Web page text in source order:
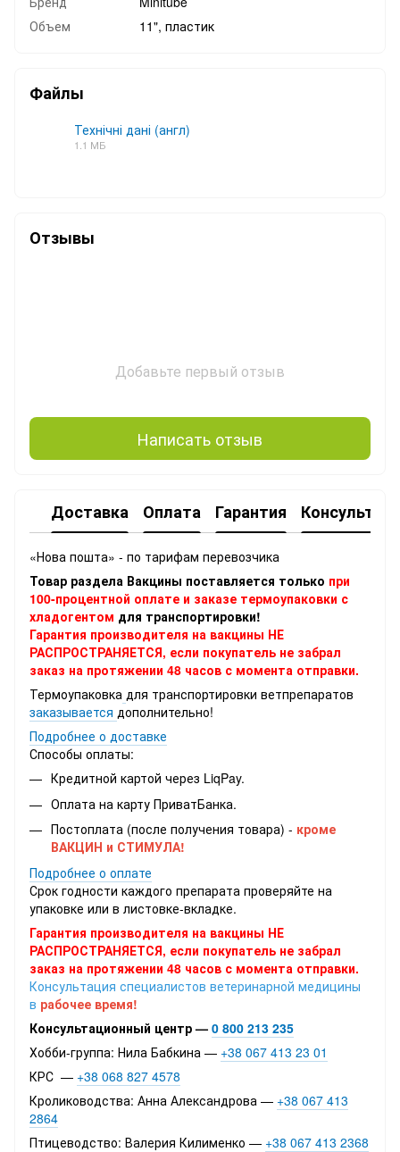
Объем
11", пластик
Файлы
Технічні дані (англ)
1.1 МБ
Отзывы
Добавьте первый отзыв
Написать отзыв
Доставка Оплата Гарантия
«Нова пошта» - по тарифам перевозчика
Товар раздела Вакцины поставляется только при
100-процентной оплате и заказе термоупаковки с
хладогентом для транспортировки!
Гарантия производителя на вакцины НЕ
РАСПРОСТРАНЯЕТСЯ, если покупатель не забрал
заказ на протяжении 48 часов с момента отправки.
Термоупаковка для транспортировки ветпрепаратов
заказывается дополнительно!
Подробнее о доставке
Способы оплаты:
Кредитной картой через LiqPay.
Оплата на карту ПриватБанка.
Постоплата (после получения товара) - кроме
ВАКЦИН и СТИМУЛА!
Подробнее о оплате
Срок годности каждого препарата проверяйте на
упаковке или в листовке-вкладке.
Гарантия производителя на вакцины НЕ
РАСПРОСТРАНЯЕТСЯ, если покупатель не забрал
заказ на протяжении 48 часов с момента отправки.
Консультация специалистов ветеринарной медицины
в рабочее время!
Консультационный центр — 0 800 213 235
Хобби-группа: Нила Бабкина — +38 067 413 23 01
КРС — +38 068 827 4578
Кролиководства: Анна Александрова — +38 067 413
2864
Птицеводство: Валерия Килименко — +38 067 413 2368